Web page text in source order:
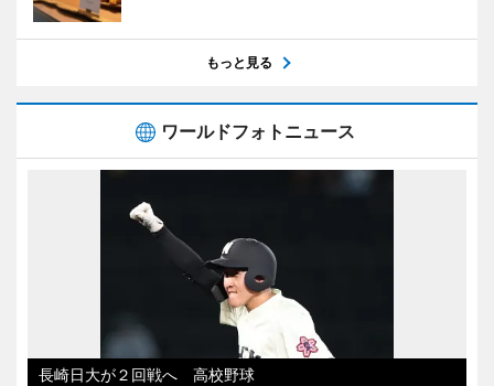
もっと見る
ワールドフォトニュース
長崎日大が２回戦へ 高校野球